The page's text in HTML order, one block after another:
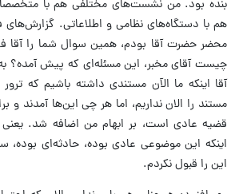
بنده بود. من نشست‌های مختلفی هم با
هم با دستگاه‌های نظامی و اطلاعاتی. گزارش‌های
محضر حضرت آقا بودم، همین سوال شما را آقا
چیست آقای مخبر، این مسئله‌ای که پیش آمده؟
آقا اینکه ما الآن مستندی داشته باشیم که
مستند را الان نداریم، اما هر چی این‌ها آمدند
قضیه عادی است، بر ابهام من اضافه شد.
اینکه این موضوعی عادی بوده، حادثه‌ای
این را قبول نکردم.